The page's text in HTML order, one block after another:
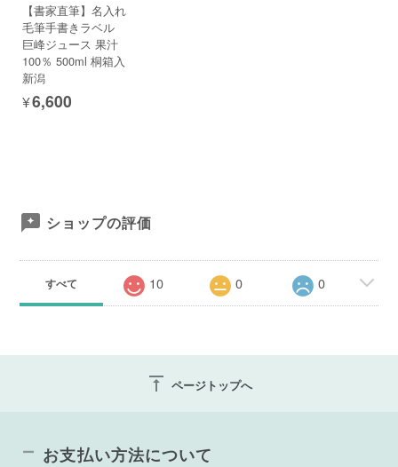
【書家直筆】名入れ
毛筆手書きラベル
巨峰ジュース 果汁
100％ 500ml 桐箱入
新潟
¥6,600
ショップの評価
すべて 10 0 0
vertical_align_top ページトップへ
お支払い方法について